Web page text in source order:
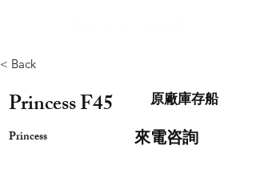
< Back
原廠庫存船
Princess F45
Princess 來電咨詢